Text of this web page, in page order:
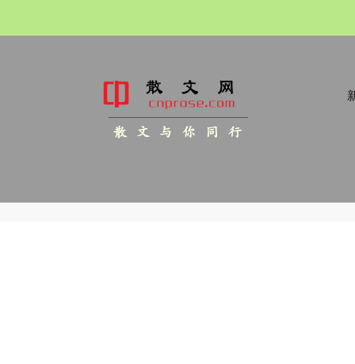
散 文 与 你 同 行